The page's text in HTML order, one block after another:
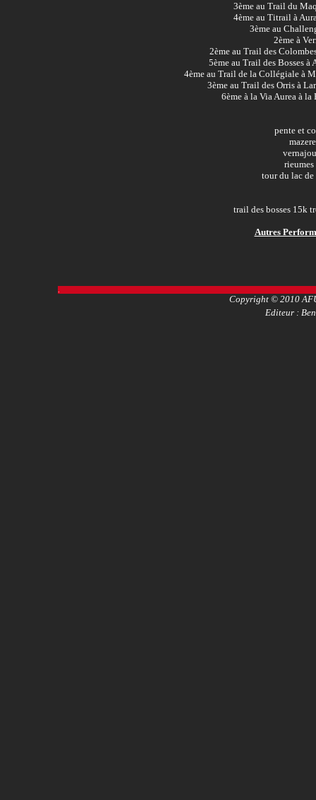
3ème au Trail du
4ème au Titrail à
3ème au
2ème à
2ème au Trail des
5ème au Trail des Bosses
4ème au Trail de la Collégiale à
3ème au Trail des Orris à
6ème à la Via Aurea à
pente et
tour du lac
trail des bosses 15k
Autres
Copyright © 2010
Editeur :